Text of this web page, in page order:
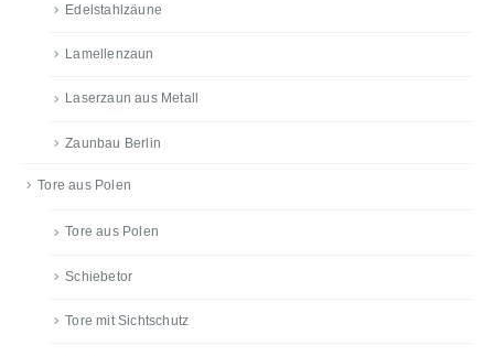
Edelstahlzäune
Lamellenzaun
Laserzaun aus Metall
Zaunbau Berlin
Tore aus Polen
Tore aus Polen
Schiebetor
Tore mit Sichtschutz